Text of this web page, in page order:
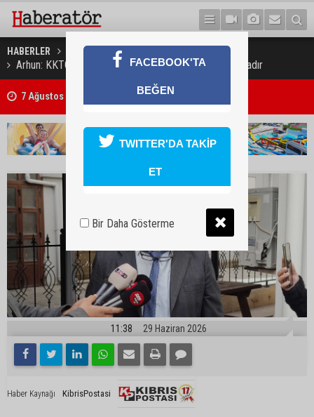
HABERLER GÜNDEM
Arhun: KKTC asgari ücret toplumuna dönüşme yolundadır
7 Ağustos 2026 Döviz Kurları
11:38 29 Haziran 2026
Haber Kaynağı KibrisPostasi
FACEBOOK'TA
BEĞEN
TWITTER'DA TAKİP
ET
Bir Daha Gösterme